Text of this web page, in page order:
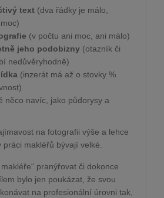
text (dva řádky je málo,
(v počtu ani moc, ani málo)
jeho podobizny (otazník či
nedůvěryhodně)
(inzerát má až o stovky %
něco navíc, jako půdorysy a
na fotografii výše a lehce
makléřů bývají velké.
pranýřovat či dokonce
bylo jen poukázat, že svou
na profesionální úrovni tak,